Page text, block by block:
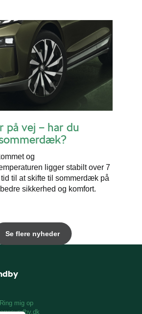
på vej – har du
og
ligger stabilt over 7
til at skifte til sommerdæk på
sikkerhed og komfort.
Se flere nyheder
Ring mig op